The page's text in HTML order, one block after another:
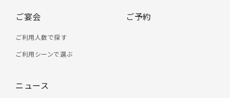
ご宴会
ご利用人数で探す
ご利用シーンで選ぶ
ニュース
ご予約